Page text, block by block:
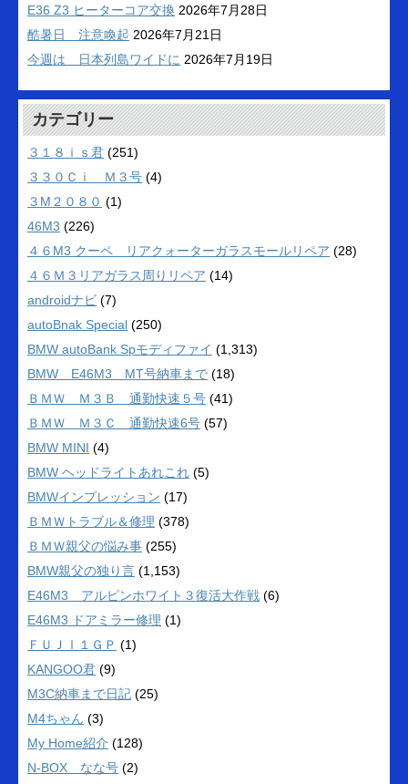
E36 Z3 ヒーターコア交換 2026年7月28日
酷暑日 注意喚起 2026年7月21日
今週は 日本列島ワイドに 2026年7月19日
カテゴリー
３１８ｉｓ君 (251)
３３０Ｃｉ Ｍ３号 (4)
３M２０８０ (1)
46M3 (226)
４６M3 クーペ リアクォーターガラスモールリペア (28)
４６Ｍ３リアガラス周りリペア (14)
androidナビ (7)
autoBnak Special (250)
BMW autoBank Spモディファイ (1,313)
BMW E46M3 MT号納車まで (18)
ＢＭＷ Ｍ３Ｂ 通勤快速５号 (41)
ＢＭＷ Ｍ３Ｃ 通勤快速6号 (57)
BMW MINI (4)
BMW ヘッドライトあれこれ (5)
BMWインプレッション (17)
ＢＭＷトラブル＆修理 (378)
ＢＭＷ親父の悩み事 (255)
BMW親父の独り言 (1,153)
E46M3 アルピンホワイト３復活大作戦 (6)
E46M3 ドアミラー修理 (1)
ＦＵＪＩ１ＧＰ (1)
KANGOO君 (9)
M3C納車まで日記 (25)
M4ちゃん (3)
My Home紹介 (128)
N-BOX なな号 (2)